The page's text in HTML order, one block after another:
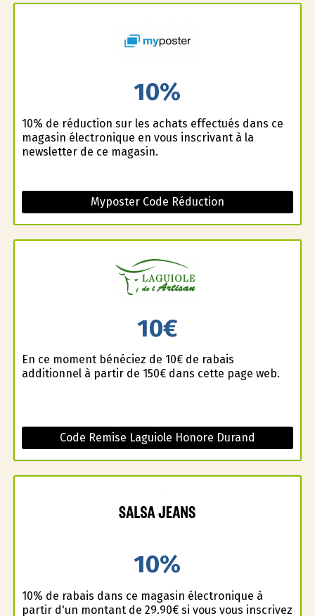
10%
10% de réduction sur les achats effectués dans ce
magasin électronique en vous inscrivant à la
newsletter de ce magasin.
Myposter Code Réduction
10€
En ce moment bénéficiez de 10€ de rabais
additionnel à partir de 150€ dans cette page web.
Code Remise Laguiole Honore Durand
10%
10% de rabais dans ce magasin électronique à
partir d'un montant de 29.90€ si vous vous inscrivez